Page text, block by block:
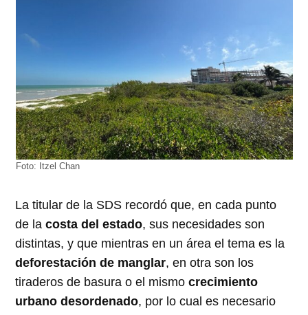
Foto: Itzel Chan
La titular de la SDS recordó que, en cada punto
de lacosta del estado, sus necesidades son
distintas, y que mientras en un área el tema es la
deforestación de manglar, en otra son los
tiraderos de basura o el mismocrecimiento
urbano desordenado, por lo cual es necesario